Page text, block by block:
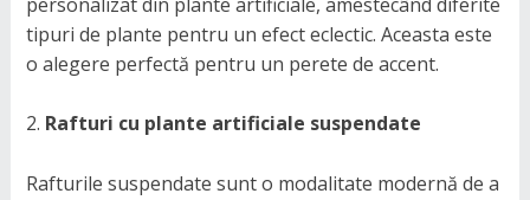
tipuri de plante pentru un efect eclectic. Aceasta este
o alegere perfectă pentru un perete de accent.
Rafturi cu plante artificiale suspendate
Rafturile suspendate sunt o modalitate modernă de a